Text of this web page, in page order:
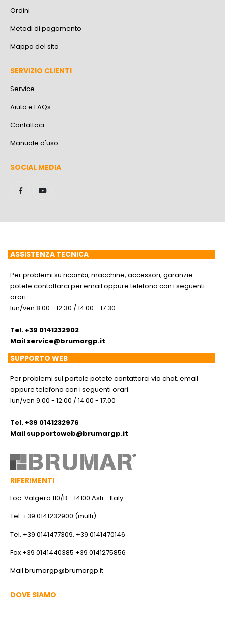
Ordini
Metodi di pagamento
Mappa del sito
SERVIZIO CLIENTI
Service
Aiuto e FAQs
Contattaci
Manuale d'uso
SOCIAL MEDIA
ASSISTENZA TECNICA
Per problemi su ricambi, macchine, accessori, garanzie
potete contattarci per email oppure telefono con i seguenti
orari:
lun/ven 8.00 - 12.30 / 14.00 - 17.30
Tel. +39 0141232902
Mail service@brumargp.it
SUPPORTO WEB
Per problemi sul portale potete contattarci via chat, email
oppure telefono con i seguenti orari:
lun/ven 9.00 - 12.00 / 14.00 - 17.00
Tel. +39 0141232976
Mail supportoweb@brumargp.it
RIFERIMENTI
Loc. Valgera 110/B - 14100 Asti - Italy
Tel. +39 0141232900 (multi)
Tel. +39 0141477309, +39 0141470146
Fax +39 0141440385 +39 0141275856
Mail brumargp@brumargp.it
DOVE SIAMO